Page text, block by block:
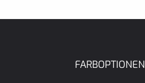
FARBOPTIONEN